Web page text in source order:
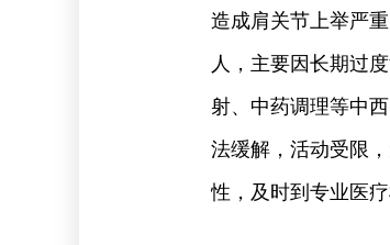
造成肩关节上举严
人，主要因长期过
射、中药调理等中
法缓解，活动受限
性，及时到专业医疗